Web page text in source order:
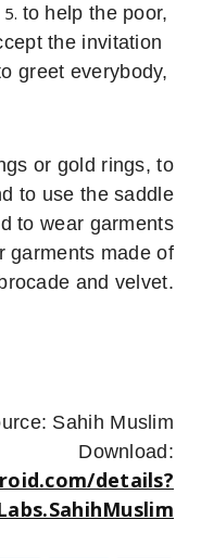
to help the poor,
the invitation
greet everybody,
or gold rings, to
to use the saddle
to wear garments
garments made of
and velvet.
Sahih Muslim
Download:
details?